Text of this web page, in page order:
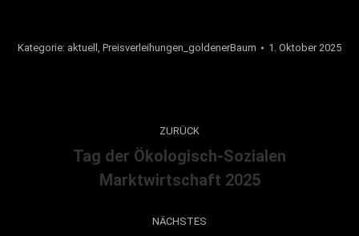
Kategorie: aktuell , Preisverleihungen_goldenerBaum 1. Oktober 2025
Kommentarnavigation
ZURÜCK
Vorheriger
Beitrag:
Tag der Ökologisch-Sozialen
Marktwirtschaft 2025
NÄCHSTES